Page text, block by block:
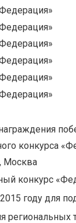
конкурса
Москва
конкурс
году для
региональных